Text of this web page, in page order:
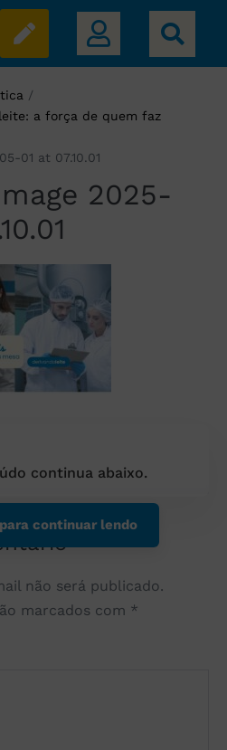
/
a força de quem faz
01 at 07.10.01
2025-
continua abaixo.
continuar lendo
não será publicado.
marcados com *